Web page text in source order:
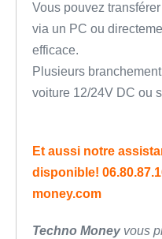
Vous pouvez
via un PC ou
efficace.
Plusieurs
voiture 12/24V DC ou
Et aussi notre
disponible!
money.com
Techno Moneyvous